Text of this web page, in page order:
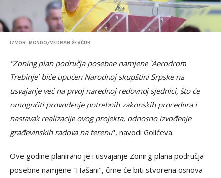
IZVOR: MONDO/VEDRAN ŠEVČUK
"Zoning plan područja posebne namjene `Aerodrom
Trebinje` biće upućen Narodnoj skupštini Srpske na
usvajanje već na prvoj narednoj redovnoj sjednici, što će
omogućiti provođenje potrebnih zakonskih procedura i
nastavak realizacije ovog projekta, odnosno izvođenje
građevinskih radova na terenu", navodi Golićeva.
Ove godine planirano je i usvajanje Zoning plana područja
posebne namjene "Hašani", čime će biti stvorena osnova